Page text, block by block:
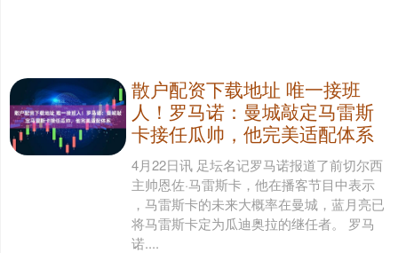
散户配资下载地址 唯一接班
人！罗马诺：曼城敲定马雷斯
卡接任瓜帅，他完美适配体系
4月22日讯 足坛名记罗马诺报道了前切尔西
主帅恩佐·马雷斯卡，他在播客节目中表示
，马雷斯卡的未来大概率在曼城，蓝月亮已
将马雷斯卡定为瓜迪奥拉的继任者。 罗马
诺....